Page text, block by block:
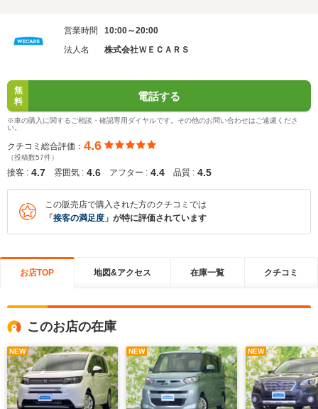
営業時間
10:00～20:00
法人名
株式会社ＷＥＣＡＲＳ
無
料
電話する
※車の購入に関するご相談・確認専用ダイヤルです。その他のお問い合わせはご遠慮くださ
い。
クチコミ総合評価： 4.6
（投稿数57件）
接客 : 4.7 雰囲気 : 4.6 アフター : 4.4 品質 : 4.5
この販売店で購入された方のクチコミでは
「 接客の満足度 」が特に評価されています
お店TOP 地図&アクセス 在庫一覧 クチコミ
このお店の在庫
NEW NEW NEW